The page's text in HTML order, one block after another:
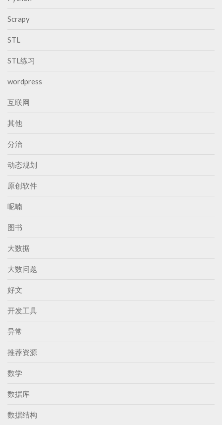
Scrapy
STL
STL练习
wordpress
互联网
其他
分治
动态规划
原创软件
呢喃
图书
大数据
大数问题
好文
开发工具
异常
推荐资源
数学
数据库
数据结构